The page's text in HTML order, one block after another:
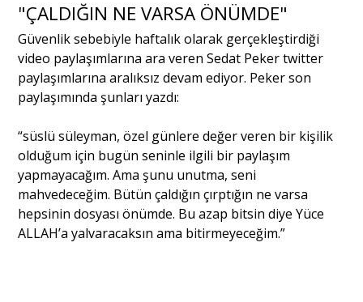
Söyleşi
Yazı Dizisi
Portre
Yazarlar
"ÇALDIĞIN NE VARSA ÖNÜMDE"
Güvenlik sebebiyle haftalık olarak gerçekleştirdiği
video paylaşımlarına ara veren Sedat Peker twitter
paylaşımlarına aralıksız devam ediyor. Peker son
paylaşımında şunları yazdı:
“süslü süleyman, özel günlere değer veren bir kişilik
olduğum için bugün seninle ilgili bir paylaşım
yapmayacağım. Ama şunu unutma, seni
mahvedeceğim. Bütün çaldığın çırptığın ne varsa
hepsinin dosyası önümde. Bu azap bitsin diye Yüce
ALLAH’a yalvaracaksın ama bitirmeyeceğim.”